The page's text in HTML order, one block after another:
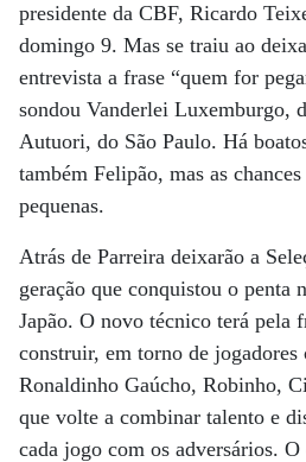
presidente da CBF, Ricardo
domingo 9. Mas se traiu ao
entrevista a frase “quem for
sondou Vanderlei Luxemburgo,
Autuori, do São Paulo. Há
também Felipão, mas as
pequenas.
Atrás de Parreira deixarão a
geração que conquistou o penta
Japão. O novo técnico terá pela
construir, em torno de jogadores
Ronaldinho Gaúcho, Robinho,
que volte a combinar talento e
cada jogo com os adversários.